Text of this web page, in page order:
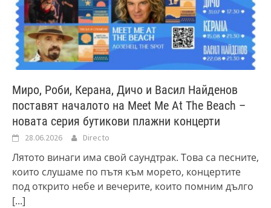
Миро, Роби, Керана, Дичо и Васил Найденов
поставят началото на Meet Me At The Beach –
новата серия бутикови плажни концерти
28.06.2026 Directo
Лятото винаги има свой саундтрак. Това са песните,
които слушаме по пътя към морето, концертите
под открито небе и вечерите, които помним дълго
[...]